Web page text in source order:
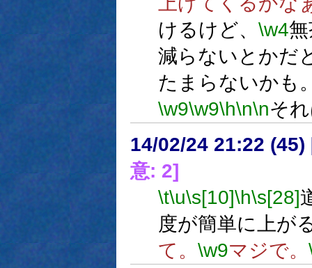
けるけど、 \w4
減らないとかだ
たまらないかも
\w9\w9\h\n\nそ
14/02/24 21:22 (45)
意: 2]
\t\u\s[10]\h\s[28]
度が簡単に上が
て。 \w9マジで。